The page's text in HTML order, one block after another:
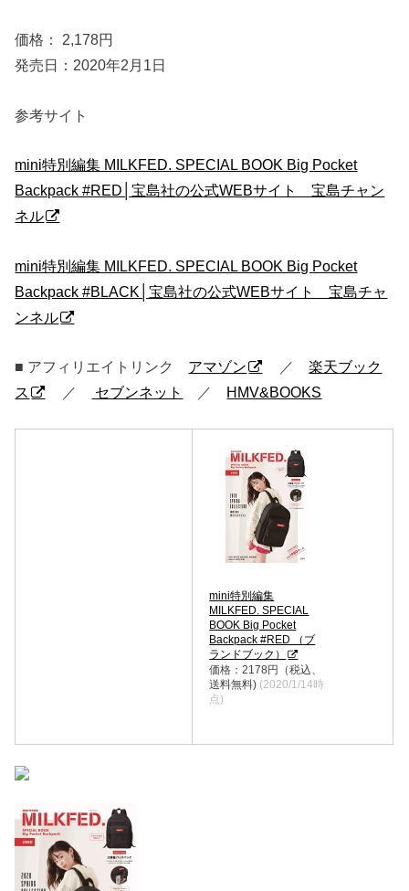
価格： 2,178円
発売日：2020年2月1日
参考サイト
mini特別編集 MILKFED. SPECIAL BOOK Big Pocket
Backpack #RED│宝島社の公式WEBサイト 宝島チャン
ネル
mini特別編集 MILKFED. SPECIAL BOOK Big Pocket
Backpack #BLACK│宝島社の公式WEBサイト 宝島チャ
ンネル
■ アフィリエイトリンク アマゾン ／楽天ブック
ス
／ セブンネット ／ HMV&BOOKS
mini特別編集
MILKFED. SPECIAL
BOOK Big Pocket
Backpack #RED （ブ
ランドブック）
価格：2178円（税込、
送料無料) (2020/1/14時
点)